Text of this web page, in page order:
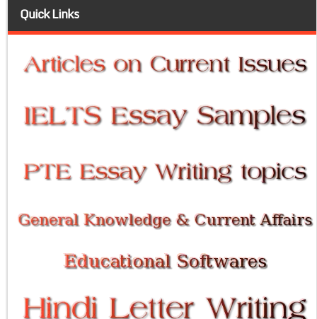
Quick Links